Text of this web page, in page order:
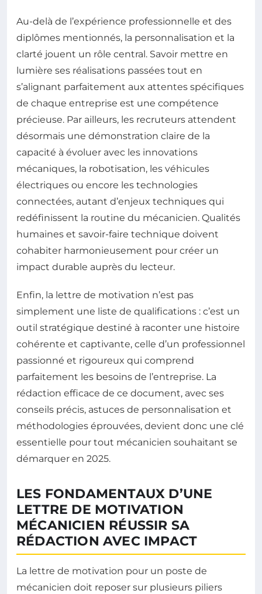
Au-delà de l’expérience professionnelle et des
diplômes mentionnés, la personnalisation et la
clarté jouent un rôle central. Savoir mettre en
lumière ses réalisations passées tout en
s’alignant parfaitement aux attentes spécifiques
de chaque entreprise est une compétence
précieuse. Par ailleurs, les recruteurs attendent
désormais une démonstration claire de la
capacité à évoluer avec les innovations
mécaniques, la robotisation, les véhicules
électriques ou encore les technologies
connectées, autant d’enjeux techniques qui
redéfinissent la routine du mécanicien. Qualités
humaines et savoir-faire technique doivent
cohabiter harmonieusement pour créer un
impact durable auprès du lecteur.
Enfin, la lettre de motivation n’est pas
simplement une liste de qualifications : c’est un
outil stratégique destiné à raconter une histoire
cohérente et captivante, celle d’un professionnel
passionné et rigoureux qui comprend
parfaitement les besoins de l’entreprise. La
rédaction efficace de ce document, avec ses
conseils précis, astuces de personnalisation et
méthodologies éprouvées, devient donc une clé
essentielle pour tout mécanicien souhaitant se
démarquer en 2025.
LES FONDAMENTAUX D’UNE
LETTRE DE MOTIVATION
MÉCANICIEN RÉUSSIR SA
RÉDACTION AVEC IMPACT
La lettre de motivation pour un poste de
mécanicien doit reposer sur plusieurs piliers